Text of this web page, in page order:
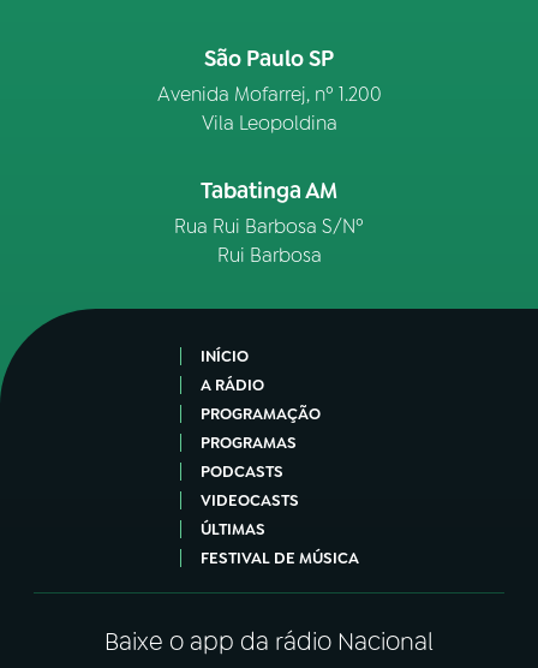
São Paulo SP
Avenida Mofarrej, nº 1.200
Vila Leopoldina
Tabatinga AM
Rua Rui Barbosa S/Nº
Rui Barbosa
INÍCIO
A RÁDIO
PROGRAMAÇÃO
PROGRAMAS
PODCASTS
VIDEOCASTS
ÚLTIMAS
FESTIVAL DE MÚSICA
Baixe o app da rádio Nacional